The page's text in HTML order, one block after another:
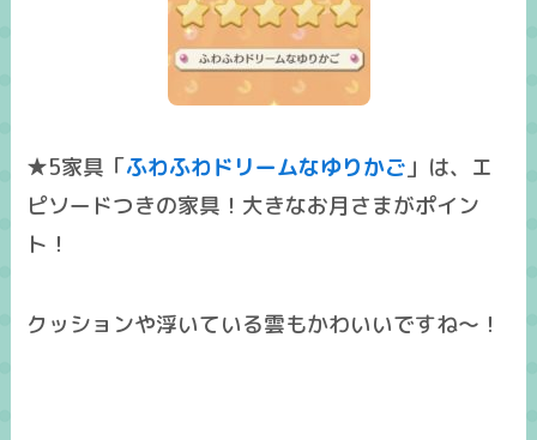
★5家具「ふわふわドリームなゆりかご 」は、エ
ピソードつきの家具！大きなお月さまがポイン
ト！
クッションや浮いている雲もかわいいですね～！